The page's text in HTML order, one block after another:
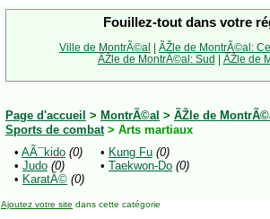
Fouillez-tout dans votre
Ville de MontrÃ©al | ÃŽle de MontrÃ©al:
ÃŽle de MontrÃ©al: Sud | ÃŽle de
Page d'accueil > MontrÃ©al > ÃŽle de
Sports de combat> Arts martiaux
• AÃ¯kido (0)
• Judo (0)
• KaratÃ© (0)
• Kung Fu (0)
• Taekwon-Do (0)
Ajoutez votre site dans cette catégorie